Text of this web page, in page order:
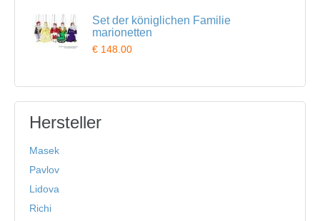
Set der königlichen Familie
marionetten
€ 148.00
Hersteller
Masek
Pavlov
Lidova
Richi